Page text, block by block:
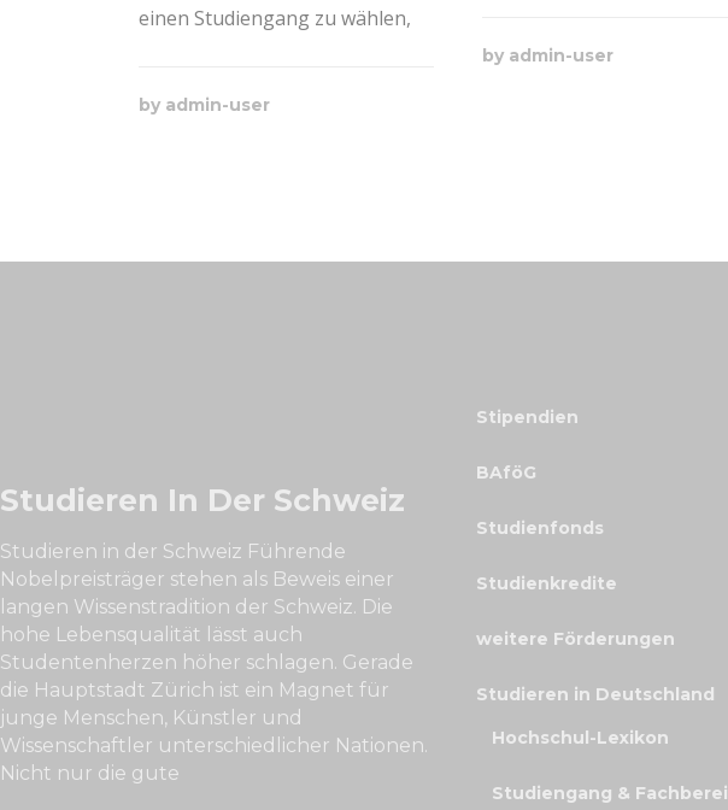
einen Studiengang zu wählen,
by admin-user
by admin-user
Studieren In Der Schweiz
Studieren in der Schweiz Führende
Nobelpreisträger stehen als Beweis einer
langen Wissenstradition der Schweiz. Die
hohe Lebensqualität lässt auch
Studentenherzen höher schlagen. Gerade
die Hauptstadt Zürich ist ein Magnet für
junge Menschen, Künstler und
Wissenschaftler unterschiedlicher Nationen.
Nicht nur die gute
Stipendien
BAföG
Studienfonds
Studienkredite
weitere Förderungen
Studieren in Deutschland
Hochschul-Lexikon
Studiengang &